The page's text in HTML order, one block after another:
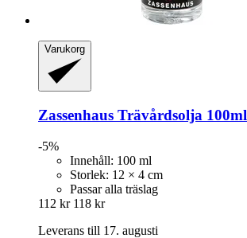
Varukorg
Zassenhaus Trävårdsolja 100ml
-5%
Innehåll: 100 ml
Storlek: 12 × 4 cm
Passar alla träslag
112 kr 118 kr
Leverans till 17. augusti